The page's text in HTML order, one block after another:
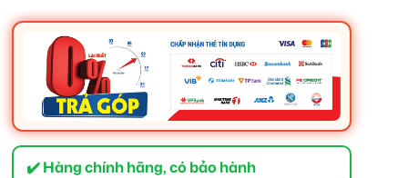
✔️ Hàng chính hãng, có bảo hành